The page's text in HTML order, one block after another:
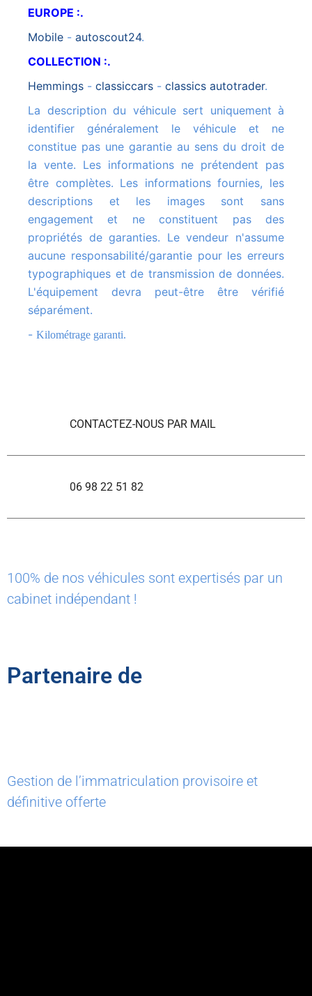
EUROPE :.
mobile - autoscout24.
COLLECTION :.
hemmings - classiccars - classics autotrader.
La description du véhicule sert uniquement à
identifier généralement le véhicule et ne
constitue pas une garantie au sens du droit de
la vente. Les informations ne prétendent pas
être complètes. Les informations fournies, les
descriptions et les images sont sans
engagement et ne constituent pas des
propriétés de garanties. Le vendeur n'assume
aucune responsabilité/garantie pour les erreurs
typographiques et de transmission de données.
L'équipement devra peut-être être vérifié
séparément.
Kilométrage garanti.
CONTACTEZ-NOUS PAR MAIL
06 98 22 51 82
100% de nos véhicules sont expertisés par un
cabinet indépendant !
Partenaire de
Gestion de l’immatriculation provisoire et
définitive offerte